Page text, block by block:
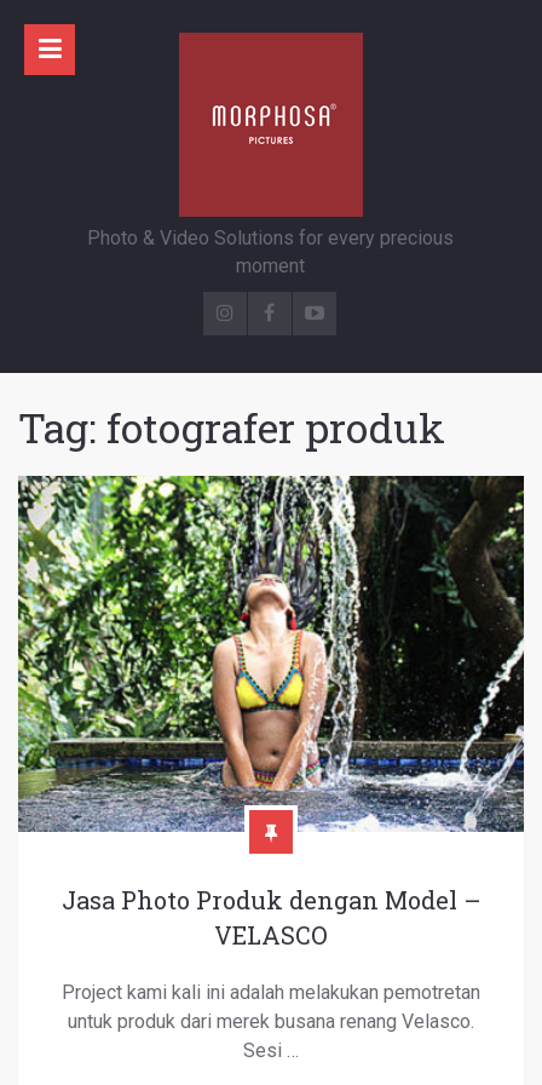
Photo & Video Solutions for every precious
moment
Tag: fotografer produk
Jasa Photo Produk dengan Model –
VELASCO
Project kami kali ini adalah melakukan pemotretan
untuk produk dari merek busana renang Velasco.
Sesi …